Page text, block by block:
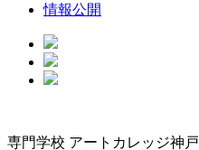
情報公開
専門学校 アートカレッジ神戸